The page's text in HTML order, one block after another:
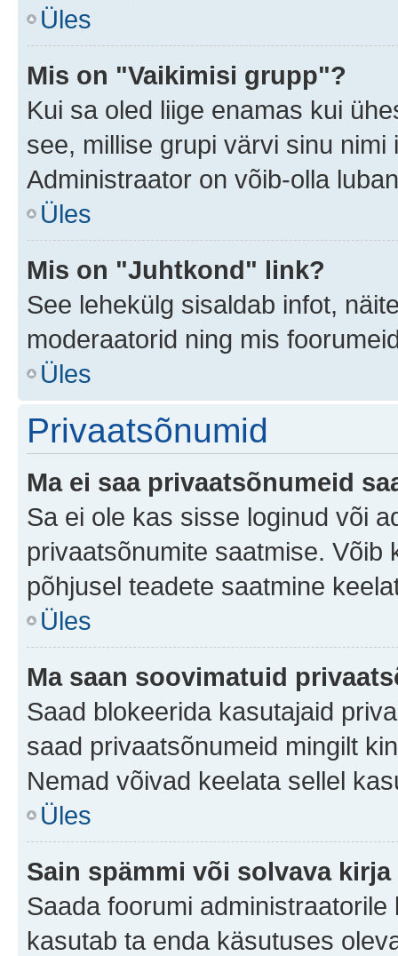
Üles
Mis on "Vaikimisi grupp"?
Kui sa oled liige enamas kui
see, millise grupi värvi sinu
Administraator on võib-olla
Üles
Mis on "Juhtkond" link?
See lehekülg sisaldab infot,
moderaatorid ning mis
Üles
Privaatsõnumid
Ma ei saa privaatsõnumeid
Sa ei ole kas sisse loginud või
privaatsõnumite saatmise. Võib
põhjusel teadete saatmine
Üles
Ma saan soovimatuid
Saad blokeerida kasutajaid
saad privaatsõnumeid mingilt
Nemad võivad keelata sellel
Üles
Sain spämmi või solvava
Saada foorumi
kasutab ta enda käsutuses